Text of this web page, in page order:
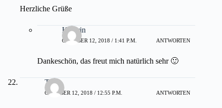
Herzliche Grüße
Kathrin
OKTOBER 12, 2018 / 1:41 P.M. ANTWORTEN
Dankeschön, das freut mich natürlich sehr 🙂
Tine
OKTOBER 12, 2018 / 12:55 P.M. ANTWORTEN